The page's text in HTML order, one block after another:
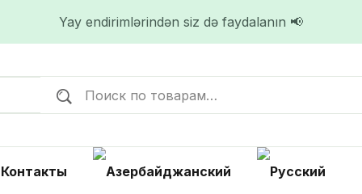
Yay endirimlərindən siz də faydalanın 📢
Контакты